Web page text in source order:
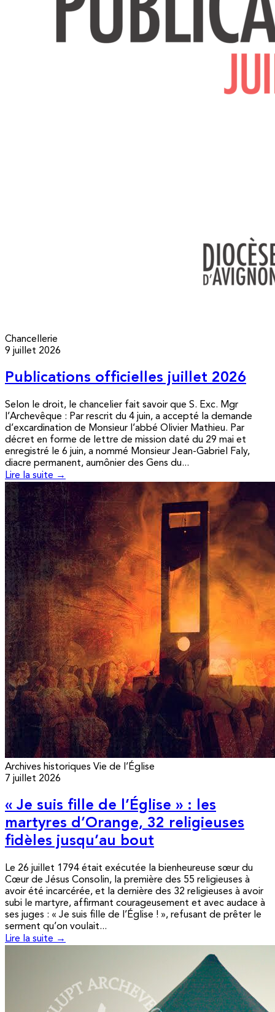
Chancellerie
9 juillet 2026
Publications officielles juillet 2026
Selon le droit, le chancelier fait savoir que S. Exc. Mgr
l’Archevêque : Par rescrit du 4 juin, a accepté la demande
d’excardination de Monsieur l’abbé Olivier Mathieu. Par
décret en forme de lettre de mission daté du 29 mai et
enregistré le 6 juin, a nommé Monsieur Jean-Gabriel Faly,
diacre permanent, aumônier des Gens du...
Lire la suite →
Archives historiques Vie de l’Église
7 juillet 2026
« Je suis fille de l’Église » : les
martyres d’Orange, 32 religieuses
fidèles jusqu’au bout
Le 26 juillet 1794 était exécutée la bienheureuse sœur du
Cœur de Jésus Consolin, la première des 55 religieuses à
avoir été incarcérée, et la dernière des 32 religieuses à avoir
subi le martyre, affirmant courageusement et avec audace à
ses juges : « Je suis fille de l’Église ! », refusant de prêter le
serment qu’on voulait...
Lire la suite →